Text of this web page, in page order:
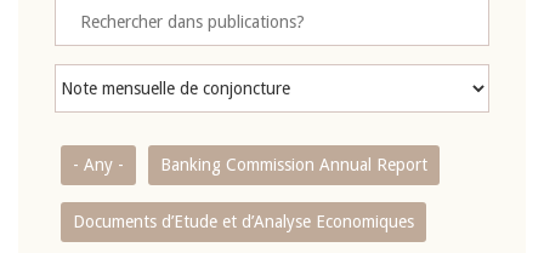
- Any - Banking Commission Annual Report
Documents d’Etude et d’Analyse Economiques